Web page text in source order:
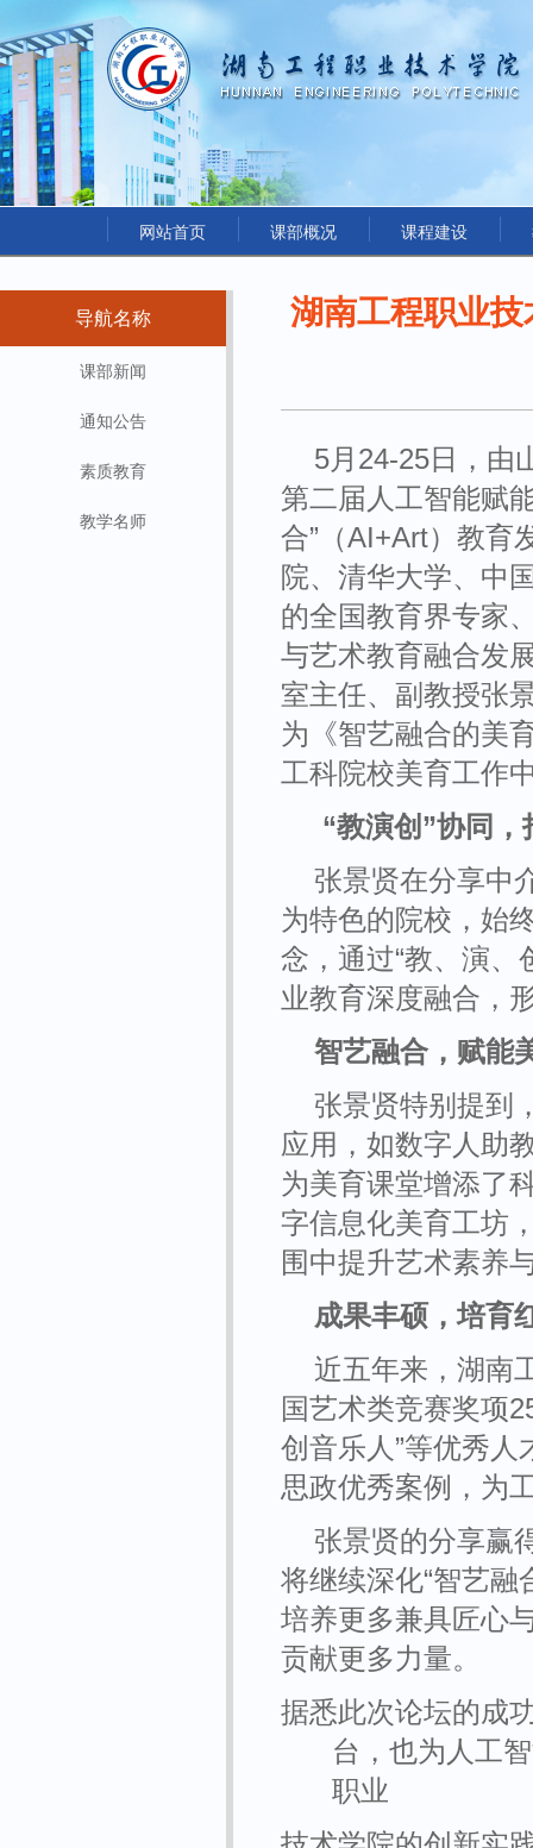
网站首页 课部概况 课程建设
导航名称
课部新闻
通知公告
素质教育
教学名师
湖南工程职业
5月24-25日，由
第二届人工智能赋
合”（AI+Art）教育
院、清华大学、中
的全国教育界专家
与艺术教育融合发
室主任、副教授张
为《智艺融合的美
工科院校美育工作
“教演创”协同
张景贤在分享中
为特色的院校，始
念，通过“教、演、
业教育深度融合，
智艺融合，赋能
张景贤特别提到
应用，如数字人助
为美育课堂增添了
字信息化美育工坊
围中提升艺术素养
成果丰硕，培育
近五年来，湖南
国艺术类竞赛奖项
创音乐人”等优秀
思政优秀案例，为
张景贤的分享赢
将继续深化“智艺融
培养更多兼具匠心
贡献更多力量。
据悉此次论坛的成
台，也为人工
职业